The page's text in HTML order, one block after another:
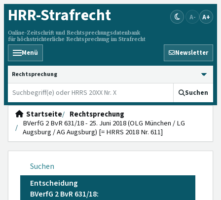
HRR-Strafrecht
Online-Zeitschrift und Rechtsprechungsdatenbank
für höchstrichterliche Rechtsprechung im Strafrecht
A- A+
Menü Newsletter
HRRS durchsuchen
Suchen
Startseite
Rechtsprechung
BVerfG 2 BvR 631/18 - 25. Juni 2018 (OLG München / LG
Augsburg / AG Augsburg) [= HRRS 2018 Nr. 611]
Suchen
Entscheidung
BVerfG 2 BvR 631/18: